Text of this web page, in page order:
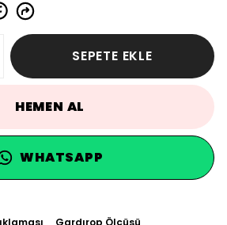
SEPETE EKLE
HEMEN AL
WHATSAPP
Gardırop Ölçüsü